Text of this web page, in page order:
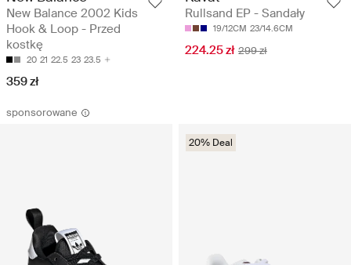
New Balance 2002 Kids
Hook & Loop - Przed
kostkę
20 21 22.5 23 23.5
359 zł
Rullsand EP - Sandały
19/12CM 23/14.6CM
224.25 zł 299 zł
sponsorowane
20% Deal